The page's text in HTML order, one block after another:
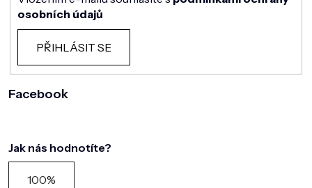
osobních údajů
PŘIHLÁSIT SE
Facebook
Jak nás hodnotíte?
100%